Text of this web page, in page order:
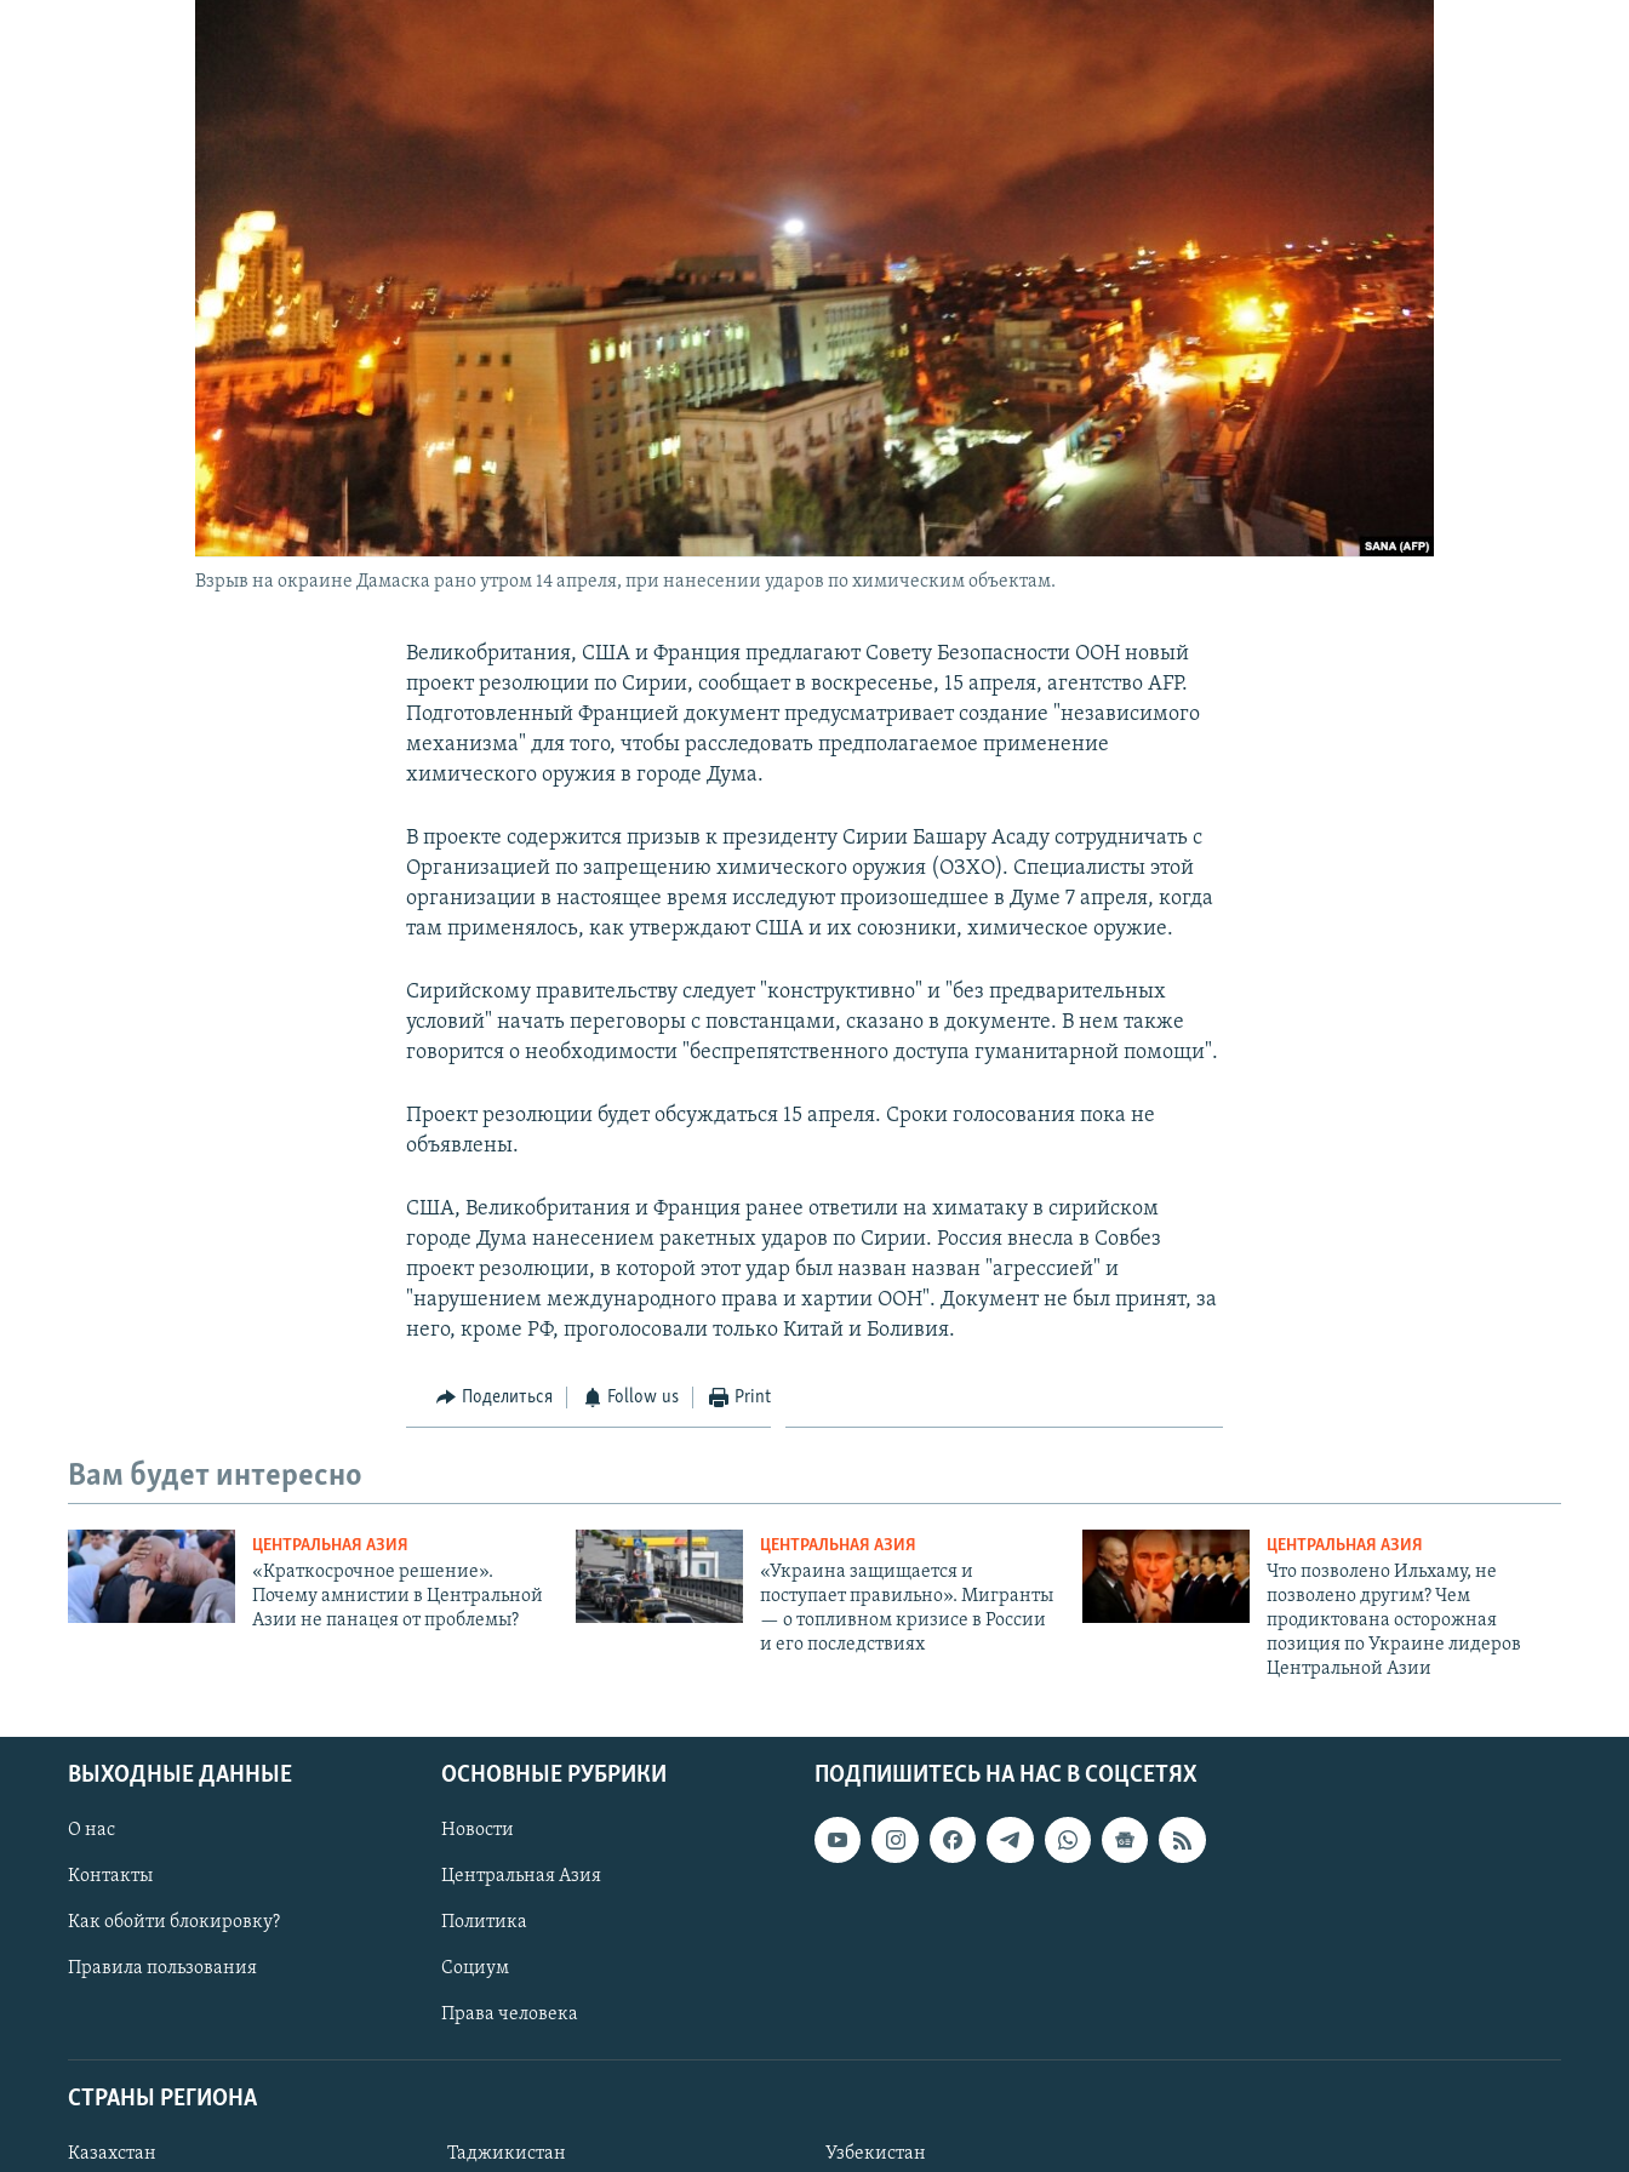
Взрыв на окраине Дамаска рано утром 14 апреля, при нанесении ударов по химическим объектам.
Великобритания, США и Франция предлагают Совету Безопасности ООН новый
проект резолюции по Сирии, сообщает в воскресенье, 15 апреля, агентство AFP.
Подготовленный Францией документ предусматривает создание "независимого
механизма" для того, чтобы расследовать предполагаемое применение
химического оружия в городе Дума.
В проекте содержится призыв к президенту Сирии Башару Асаду сотрудничать с
Организацией по запрещению химического оружия (ОЗХО). Специалисты этой
организации в настоящее время исследуют произошедшее в Думе 7 апреля, когда
там применялось, как утверждают США и их союзники, химическое оружие.
Сирийскому правительству следует "конструктивно" и "без предварительных
условий" начать переговоры с повстанцами, сказано в документе. В нем также
говорится о необходимости "беспрепятственного доступа гуманитарной помощи".
Проект резолюции будет обсуждаться 15 апреля. Сроки голосования пока не
объявлены.
США, Великобритания и Франция ранее ответили на химатаку в сирийском
городе Дума нанесением ракетных ударов по Сирии. Россия внесла в Совбез
проект резолюции, в которой этот удар был назван назван "агрессией" и
"нарушением международного права и хартии ООН". Документ не был принят, за
него, кроме РФ, проголосовали только Китай и Боливия.
Поделиться Follow us Print
Вам будет интересно
ЦЕНТРАЛЬНАЯ АЗИЯ
«Краткосрочное решение».
Почему амнистии в Центральной
Азии не панацея от проблемы?
ЦЕНТРАЛЬНАЯ АЗИЯ
«Украина защищается и
поступает правильно». Мигранты
— о топливном кризисе в России
и его последствиях
ЦЕНТРАЛЬНАЯ АЗИЯ
Что позволено Ильхаму, не
позволено другим? Чем
продиктована осторожная
позиция по Украине лидеров
Центральной Азии
ПОДПИШИТЕСЬ НА НАС В СОЦСЕТЯХ
ВЫХОДНЫЕ ДАННЫЕ
О нас
Контакты
Как обойти блокировку?
Правила пользования
ОСНОВНЫЕ РУБРИКИ
Новости
Центральная Азия
Политика
Социум
Права человека
СТРАНЫ РЕГИОНА
Казахстан Таджикистан Узбекистан